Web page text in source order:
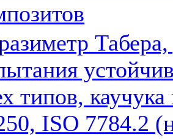
типов,
ISO 7784.2